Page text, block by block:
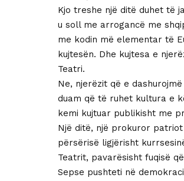
Kjo treshe një ditë duhet të
u soll me arrogancë me
me kodin më elementar të
kujtesën. Dhe kujtesa e
Teatri.
Ne, njerëzit që e
duam që të ruhet kultura e
kemi kujtuar publikisht me
Një ditë, një prokuror patriot
përsërisë ligjërisht
Teatrit, pavarësisht fuqisë
Sepse pushteti në